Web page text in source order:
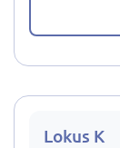
Lokus K